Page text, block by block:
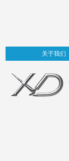
关于我们